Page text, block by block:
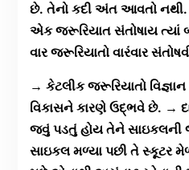
છે. તેનો કદી અંત આવતો
એક જરૂરિયાત સંતોષાય
વાર જરૂરિયાતો વારંવાર
→ કેટલીક જરૂરિયાતો
વિકાસને કારણે ઉદ્ભવે છે. →
જવું પડતું હોય તેને સાઇકલની
સાઇકલ મળ્યા પછી તે સ્કૂટર